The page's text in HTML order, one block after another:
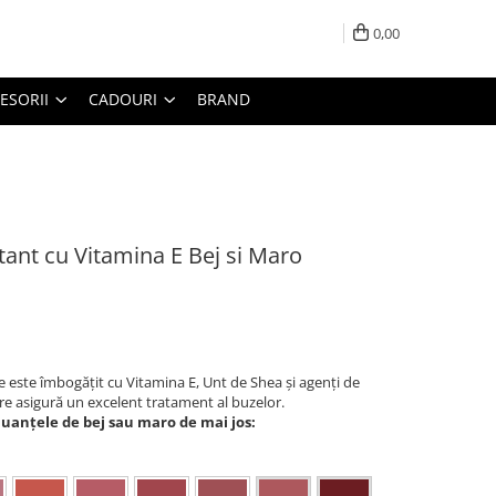
0,00
CADOURI BRAND
cu Vitamina E Bej si Maro
îmbogățit cu Vitamina E, Unt de Shea și agenți de
asigură un excelent tratament al buzelor.
de bej sau maro de mai jos: